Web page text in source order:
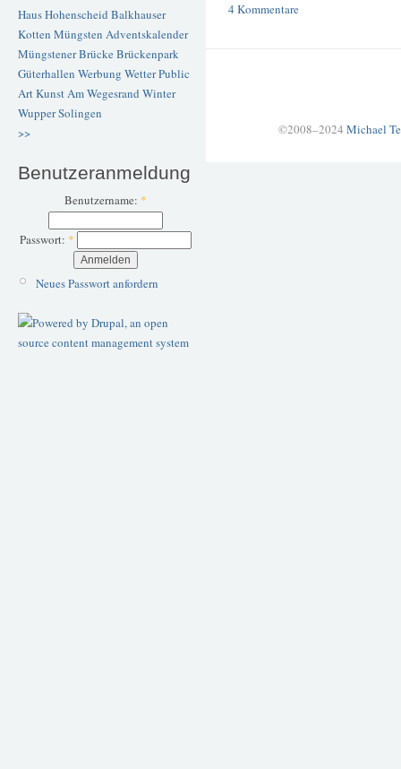
Haus Hohenscheid Balkhauser
Kotten Müngsten Adventskalender
Müngstener BrückeBrückenpark
Güterhallen Werbung WetterPublic
ArtKunstAm Wegesrand Winter
WupperSolingen
>>
Benutzeranmeldung
Benutzername: *
Passwort: *
Neues Passwort anfordern
4 Kommentare
©2008–2024 Michael